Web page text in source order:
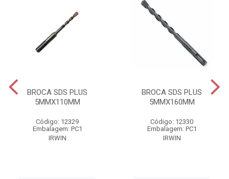
BROCA SDS PLUS
5MMX110MM
Código: 12329
Embalagem: PC1
IRWIN
BROCA SDS PLUS
5MMX160MM
Código: 12330
Embalagem: PC1
IRWIN